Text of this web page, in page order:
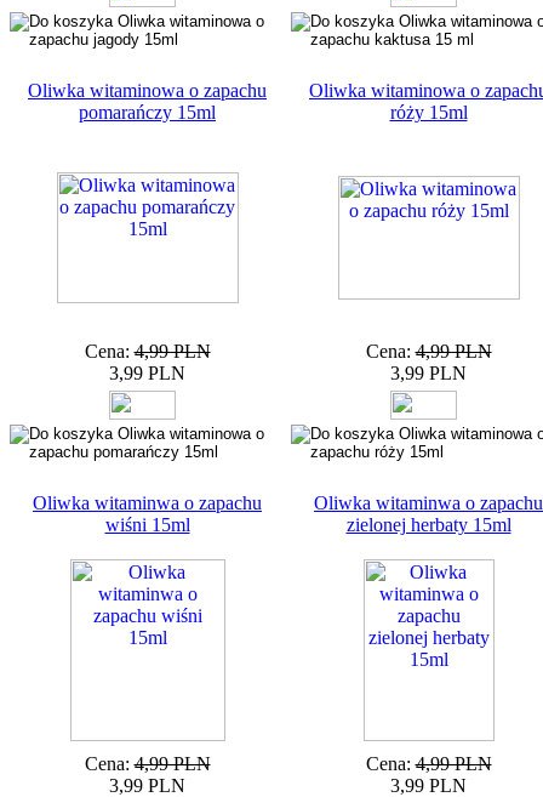
Oliwka witaminowa o zapachu
pomarańczy 15ml
Cena: 4,99 PLN
3,99 PLN
Oliwka witaminowa o
róży 15ml
Cena: 4,99 PLN
3,99 PLN
Oliwka witaminwa o zapachu
wiśni 15ml
Cena: 4,99 PLN
3,99 PLN
Oliwka witaminwa o zapachu
zielonej herbaty 15ml
Cena: 4,99 PLN
3,99 PLN